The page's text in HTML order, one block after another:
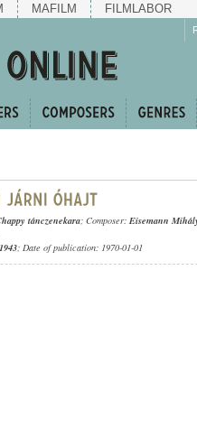
MAFILM FILMLABOR
tánczenekara; Composer: Eisemann
1943; Date of publication: 1970-01-01